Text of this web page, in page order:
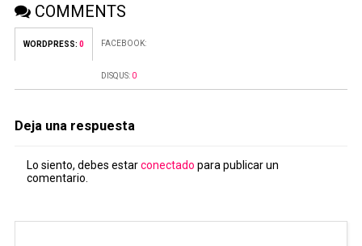
COMMENTS
WORDPRESS: 0 FACEBOOK:
DISQUS: 0
Deja una respuesta
Lo siento, debes estarconectado para publicar un
comentario.